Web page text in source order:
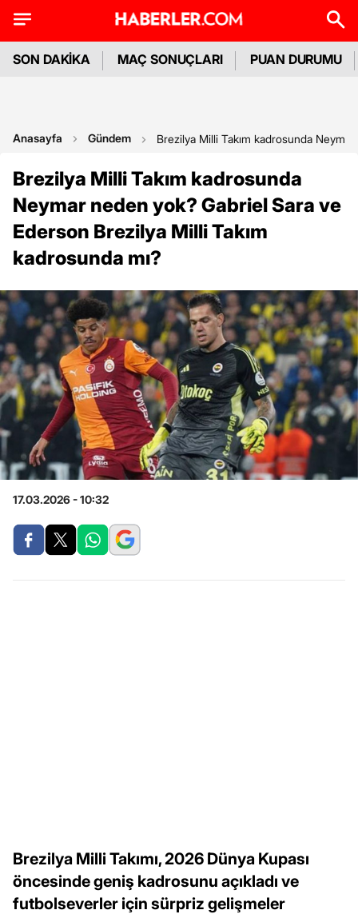
SON DAKİKA MAÇ SONUÇLARI PUAN DURUMU
Anasayfa Gündem Brezilya Milli Takım kadrosunda
Brezilya Milli Takım kadrosunda
Neymar neden yok? Gabriel Sara ve
Ederson Brezilya Milli Takım
kadrosunda mı?
17.03.2026 - 10:32
Brezilya Milli Takımı, 2026 Dünya Kupası
öncesinde geniş kadrosunu açıkladı ve
futbolseverler için sürpriz gelişmeler